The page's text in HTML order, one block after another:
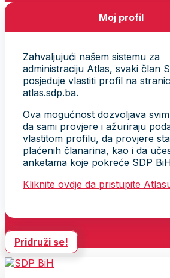
Moj profil
Zahvaljujući našem sistemu za
administraciju Atlas, svaki član
posjeduje vlastiti profil na
atlas.sdp.ba.
Ova mogućnost dozvoljava
da sami provjere i ažuriraju
vlastitom profilu, da provjere
plaćenih članarina, kao i da
anketama koje pokreće SDP
Kliknite ovdje da pristupite
Pridruži se!